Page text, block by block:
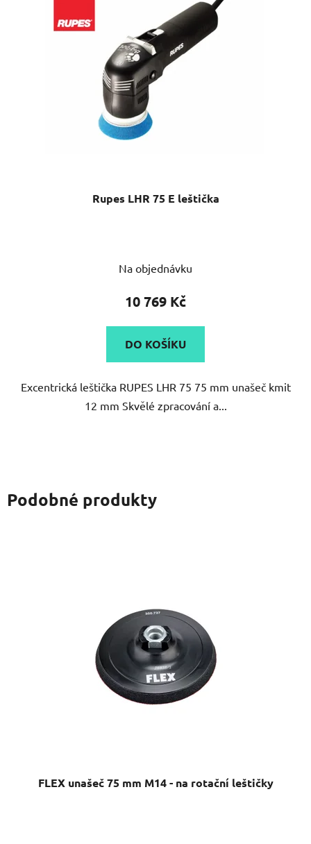
Rupes LHR 75 E leštička
hodnocení
produktu
5,0
z
hvězdiček.
Na objednávku
10 769 Kč
DO KOŠÍKU
Excentrická leštička RUPES LHR 75 75 mm unašeč kmit
12 mm Skvělé zpracování a...
Podobné produkty
FLEX unašeč 75 mm M14 - na rotační leštičky